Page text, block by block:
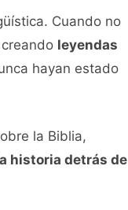
Cuando no
leyendas
hayan estado
la Biblia,
historia detrás de